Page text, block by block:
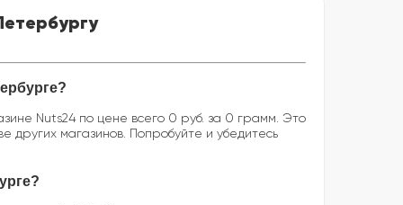
Nuts24 по цене всего 0 руб. за 0 грамм. Это
других магазинов. Попробуйте и убедитесь